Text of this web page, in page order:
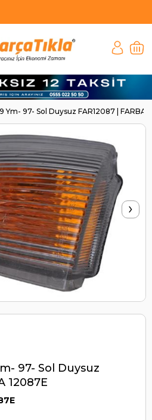
Ym- 97- Sol Duysuz FAR12087 | FARBA
›
97- Sol Duysuz
12087E